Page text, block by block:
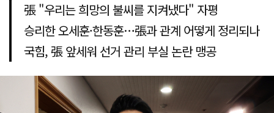
張 "우리는 희망의 불씨를 지켜냈다" 자평
승리한 오세훈·한동훈…張과 관계 어떻게 정리되나
국힘, 張 앞세워 선거 관리 부실 논란 맹공